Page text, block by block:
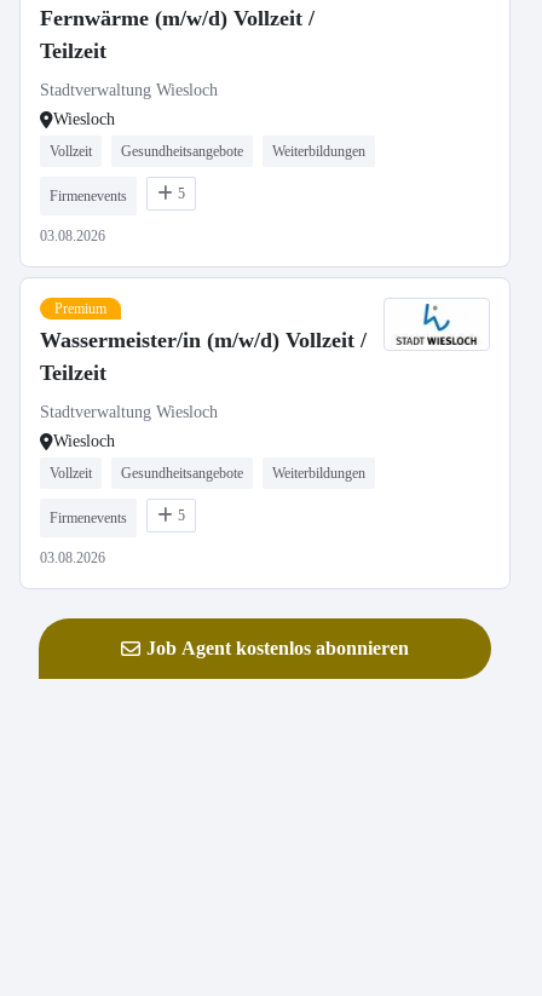
Fernwärme (m/w/d) Vollzeit /
Teilzeit
Stadtverwaltung Wiesloch
Wiesloch
Vollzeit Gesundheitsangebote Weiterbildungen
Firmenevents 5
03.08.2026
Premium
Wassermeister/in (m/w/d) Vollzeit /
Teilzeit
Stadtverwaltung Wiesloch
Wiesloch
Vollzeit Gesundheitsangebote Weiterbildungen
Firmenevents 5
03.08.2026
Job Agent kostenlos abonnieren